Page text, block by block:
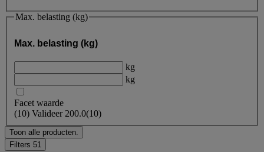
Max. belasting (kg)
Max. belasting (kg)
kg
kg
Facet waarde
(10) Valideer 200.0(10)
Toon alle producten.
Filters 51